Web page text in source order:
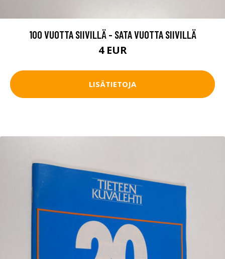
100 VUOTTA SIIVILLÄ - SATA VUOTTA SIIVILLÄ
4 EUR
LISÄTIETOJA